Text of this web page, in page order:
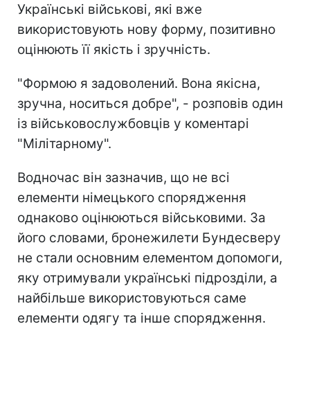
Українські військові, які вже
використовують нову форму, позитивно
оцінюють її якість і зручність.
"Формою я задоволений. Вона якісна,
зручна, носиться добре", - розповів один
із військовослужбовців у коментарі
"Мілітарному".
Водночас він зазначив, що не всі
елементи німецького спорядження
однаково оцінюються військовими. За
його словами, бронежилети Бундесверу
не стали основним елементом допомоги,
яку отримували українські підрозділи, а
найбільше використовуються саме
елементи одягу та інше спорядження.